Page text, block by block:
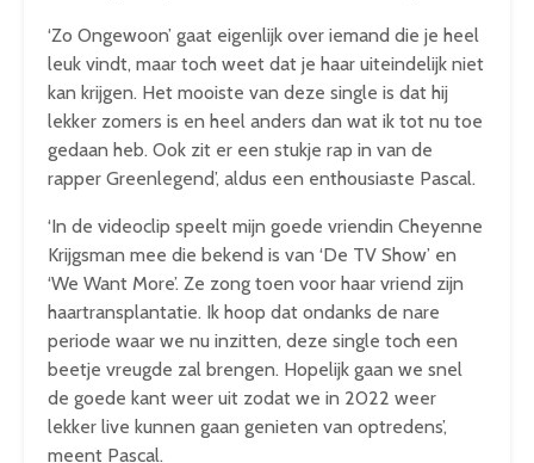
‘Zo Ongewoon’ gaat eigenlijk over iemand die je heel
leuk vindt, maar toch weet dat je haar uiteindelijk niet
kan krijgen. Het mooiste van deze single is dat hij
lekker zomers is en heel anders dan wat ik tot nu toe
gedaan heb. Ook zit er een stukje rap in van de
rapper Greenlegend’, aldus een enthousiaste Pascal.
‘In de videoclip speelt mijn goede vriendin Cheyenne
Krijgsman mee die bekend is van ‘De TV Show’ en
‘We Want More’. Ze zong toen voor haar vriend zijn
haartransplantatie. Ik hoop dat ondanks de nare
periode waar we nu inzitten, deze single toch een
beetje vreugde zal brengen. Hopelijk gaan we snel
de goede kant weer uit zodat we in 2022 weer
lekker live kunnen gaan genieten van optredens’,
meent Pascal.